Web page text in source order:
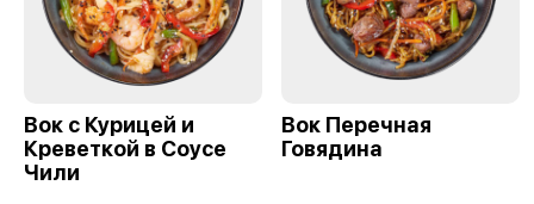
Вок с Курицей и
Креветкой в Соусе
Чили
Вок Перечная
Говядина